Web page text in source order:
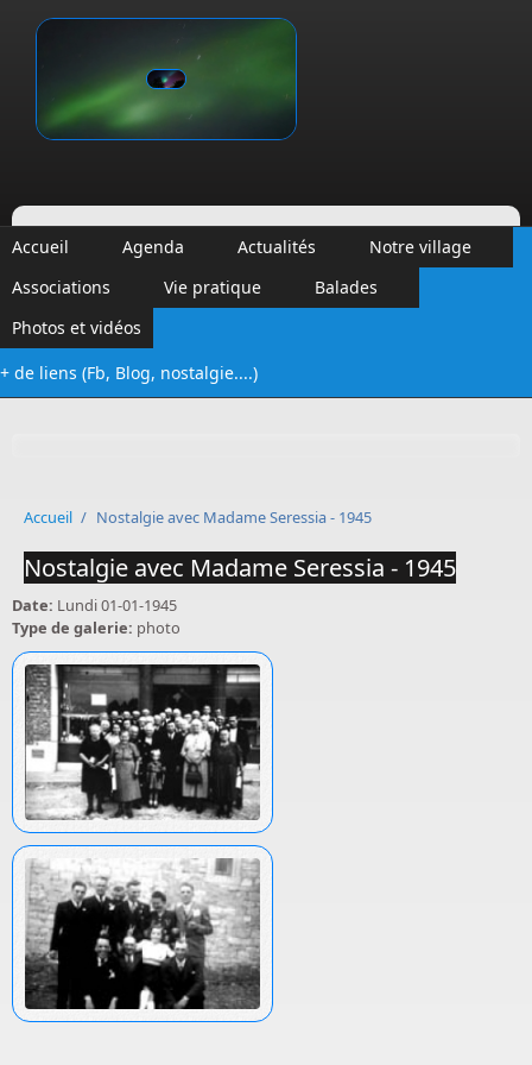
Vinalmont
Accueil Agenda Actualités
Notre village
Associations
Vie pratique
Balades
Photos et vidéos
+ de liens (Fb, Blog, nostalgie....)
Accueil / Nostalgie avec Madame Seressia - 1945
Nostalgie avec Madame Seressia - 1945
Date: Lundi 01-01-1945
Type de galerie: photo